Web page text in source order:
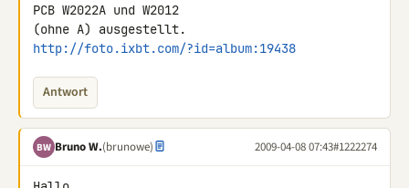
PCB W2022A und W2012
http://foto.ixbt.com/?id=album:19438
Antwort
BW Bruno W.(brunowe) 2009-04-08 07:43#1222274